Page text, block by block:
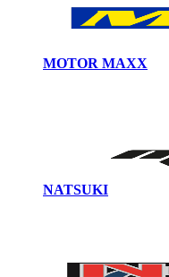
MOTOR MAXX
NATSUKI